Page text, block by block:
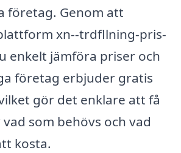
företag. Genom att
xn--trdfllning-pris-
enkelt jämföra priser och
företag erbjuder gratis
gör det enklare att få
som behövs och vad
kosta.